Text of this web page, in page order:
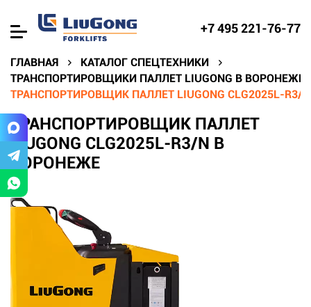
+7 495 221-76-77
ГЛАВНАЯ
КАТАЛОГ СПЕЦТЕХНИКИ
ТРАНСПОРТИРОВЩИКИ ПАЛЛЕТ LIUGONG В ВОРОНЕЖЕ
ТРАНСПОРТИРОВЩИК ПАЛЛЕТ LIUGONG CLG2025L-R3/
ТРАНСПОРТИРОВЩИК ПАЛЛЕТ
LIUGONG CLG2025L-R3/N В
ВОРОНЕЖЕ